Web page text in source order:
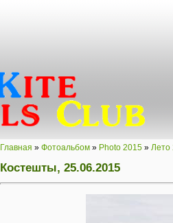
Главная » Фотоальбом » Photo 2015 » Лето
Костешты, 25.06.2015